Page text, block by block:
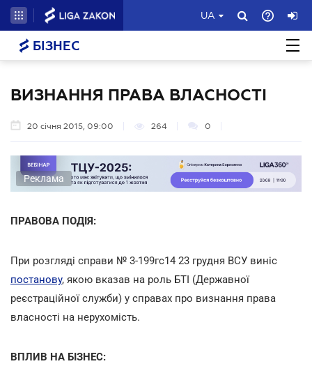
UA
БІЗНЕС
ВИЗНАННЯ ПРАВА ВЛАСНОСТІ
20 січня 2015, 09:00 264 0
Реклама
ПРАВОВА ПОДІЯ:
При розгляді справи № 3-199гс14 23 грудня ВСУ виніс
постанову, якою вказав на роль БТІ (Державної
реєстраційної служби) у справах про визнання права
власності на нерухомість.
ВПЛИВ НА БІЗНЕС: